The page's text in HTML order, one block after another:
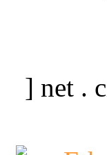
] net .